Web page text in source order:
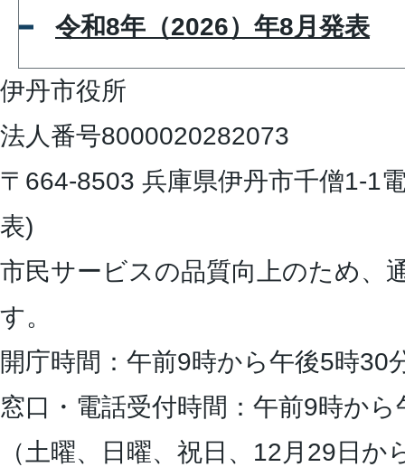
令和8年（2026）年8月発表
伊丹市役所
法人番号8000020282073
〒664-8503 兵庫県伊丹市千僧1-1
表)
市民サービスの品質向上のため、
す。
開庁時間：午前9時から午後5時30
窓口・電話受付時間：午前9時か
（土曜、日曜、祝日、12月29日